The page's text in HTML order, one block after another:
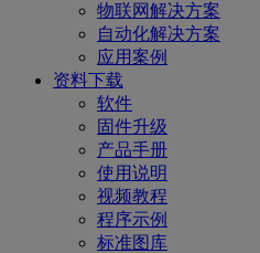
物联网解决方案
自动化解决方案
应用案例
资料下载
软件
固件升级
产品手册
使用说明
视频教程
程序示例
标准图库